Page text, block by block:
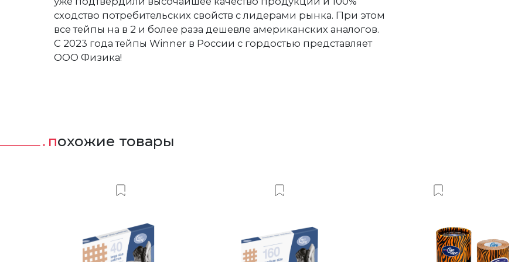
сходство потребительских свойств с лидерами рынка. При этом
все тейпы на в 2 и более раза дешевле американских аналогов.
С 2023 года тейпы Winner в России с гордостью представляет
ООО Физика!
похожие товары